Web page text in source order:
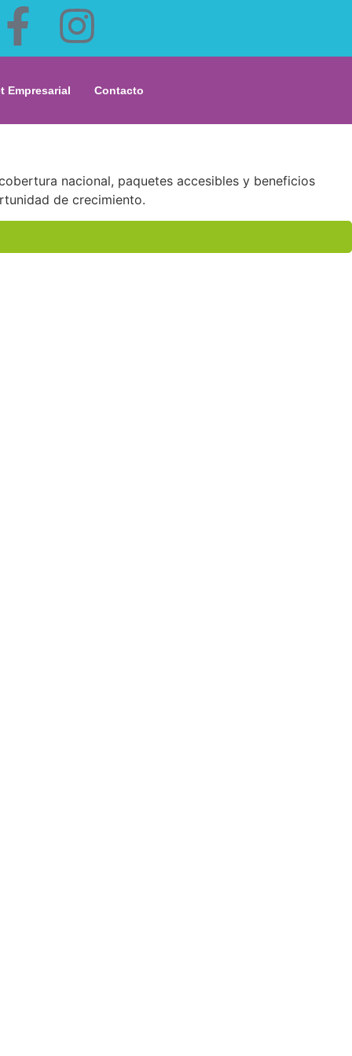
Empresarial Contacto
nacional, paquetes accesibles y beneficios
de crecimiento.